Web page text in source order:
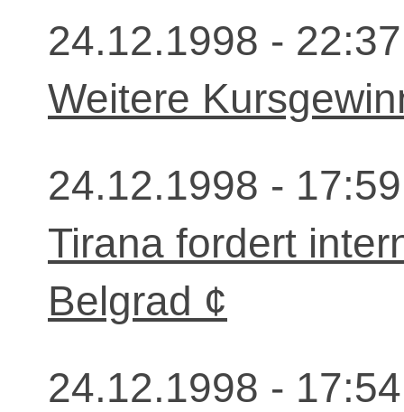
24.12.1998 -
Weitere
24.12.1998 -
Tirana fordert
Belgrad ¢
24.12.1998 -